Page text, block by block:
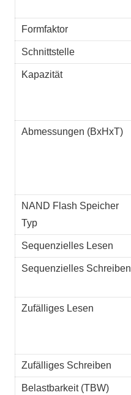
Formfaktor
Schnittstelle
Kapazität
Abmessungen (BxHxT)
NAND Flash Speicher
Typ
Sequenzielles Lesen
Sequenzielles Schreiben
Zufälliges Lesen
Zufälliges Schreiben
Belastbarkeit (TBW)